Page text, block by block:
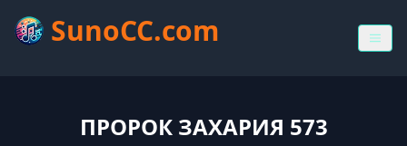
SunoCC.com
ПРОРОК ЗАХАРИЯ 573